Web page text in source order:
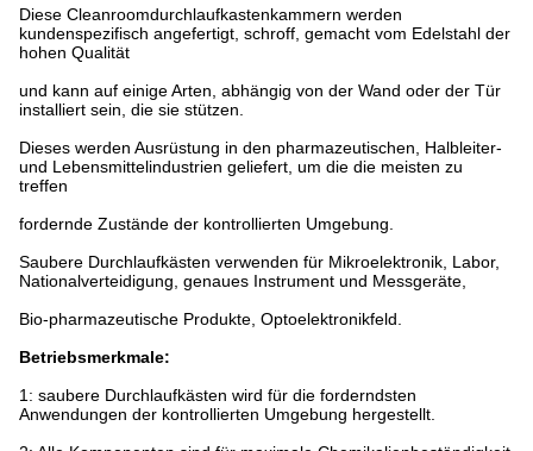
Diese Cleanroomdurchlaufkastenkammern werden
kundenspezifisch angefertigt, schroff, gemacht vom Edelstahl der
hohen Qualität
und kann auf einige Arten, abhängig von der Wand oder der Tür
installiert sein, die sie stützen.
Dieses werden Ausrüstung in den pharmazeutischen, Halbleiter-
und Lebensmittelindustrien geliefert, um die die meisten zu
treffen
fordernde Zustände der kontrollierten Umgebung.
Saubere Durchlaufkästen verwenden für Mikroelektronik, Labor,
Nationalverteidigung, genaues Instrument und Messgeräte,
Bio-pharmazeutische Produkte, Optoelektronikfeld.
Betriebsmerkmale:
1: saubere Durchlaufkästen wird für die forderndsten
Anwendungen der kontrollierten Umgebung hergestellt.